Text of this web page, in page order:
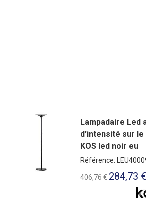
Lampadaire Led
d'intensité sur le
KOS led noir eu
Référence:
406,76 € 284,73 €